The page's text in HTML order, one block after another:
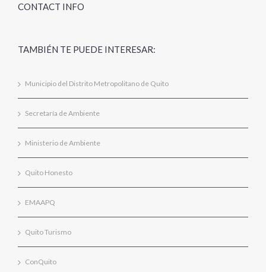
CONTACT INFO
TAMBIÉN TE PUEDE INTERESAR:
Municipio del Distrito Metropolitano de Quito
Secretaría de Ambiente
Ministerio de Ambiente
Quito Honesto
EMAAPQ
Quito Turismo
ConQuito